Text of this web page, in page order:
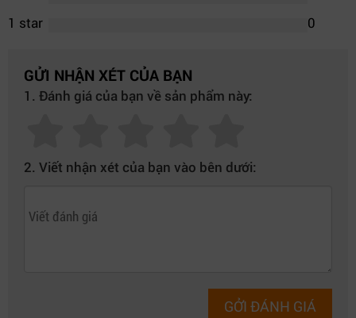
1 star
0
GỬI NHẬN XÉT CỦA BẠN
1. Đánh giá của bạn về sản phẩm này:
2. Viết nhận xét của bạn vào bên dưới:
GỞI ĐÁNH GIÁ